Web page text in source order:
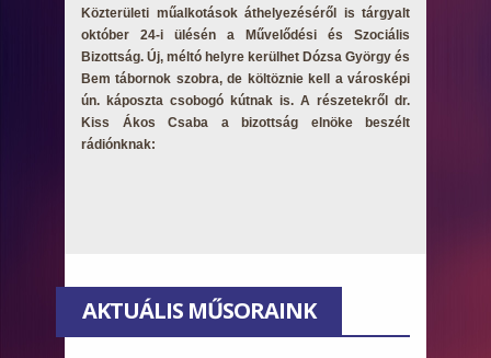
Közterületi műalkotások áthelyezéséről is tárgyalt
október 24-i ülésén a Művelődési és Szociális
Bizottság. Új, méltó helyre kerülhet Dózsa György és
Bem tábornok szobra, de költöznie kell a városképi
ún. káposzta csobogó kútnak is. A részetekről dr.
Kiss Ákos Csaba a bizottság elnöke beszélt
rádiónknak:
AKTUÁLIS MŰSORAINK